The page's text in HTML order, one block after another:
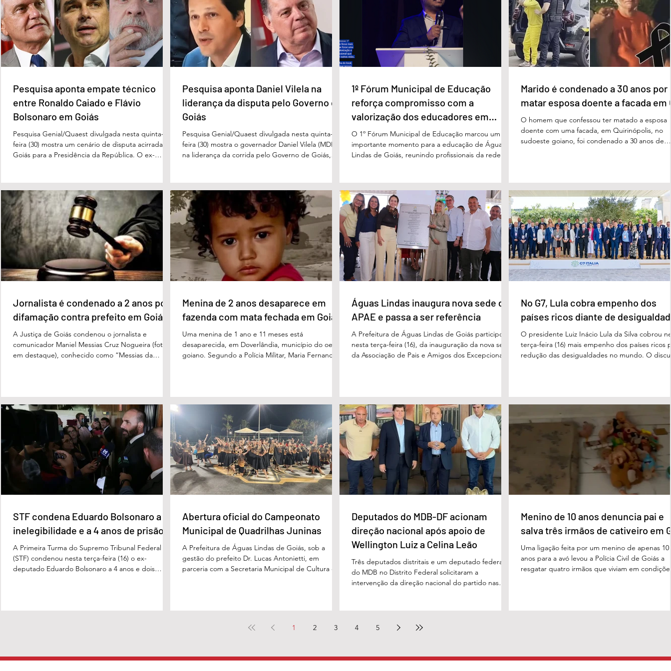
Deputados do MDB-DF
acionam direção nacional
após apoio de Wellington Luiz
a Celina Leão
Quem é o Jornalista Carlos
Peixoto, homenageado pela
CLDF no Dia da Imprensa
Câmara Legislativa do Distrito
Federal homenagea os
jornalistas no Dia da Imprensa
Pesquisa aponta empate técnico
entre Ronaldo Caiado e Flávio
Bolsonaro em Goiás
Pesquisa Genial/Quaest divulgada nesta quinta-
feira (30) mostra um cenário de disputa acirrada em
Goiás para a Presidência da República. O ex-
27%. Considerando a margem de erro de três
pontos percentuais, os dois estão em empate
técnico. Na terceira colocação está o presidente
Luiz Inácio Lula da Silva (PT), com 23% das
intenções de voto. Os
Pesquisa aponta Daniel Vilela na
liderança da disputa pelo Governo de
Goiás
Pesquisa Genial/Quaest divulgada nesta quinta-
feira (30) mostra o governador Daniel Vilela (MDB)
na liderança da corrida pelo Governo de Goiás,
turno, Daniel Vilela aparece com 37% das intenções
de voto, seguido pelo ex-governador Marconi
Perillo (PSDB), com 21%. Em seguida estão Wilder
Morais (PL), com 11%, Luis Cesar Bueno (PT), com
3%, e
1º Fórum Municipal de Educação
reforça compromisso com a
valorização dos educadores em
Águas Lindas
O 1º Fórum Municipal de Educação marcou um
importante momento para a educação de Águas
Lindas de Goiás, reunindo profissionais da rede
um papel fundamental na formação das futuras
gerações. Durante o evento, o secretário municipal
de Educação, Denildson Oliveira, destacou que o
fórum nasceu do desejo de oferecer aos
educadores muito mais do que um
Marido é condenado a 30 anos por
matar esposa doente a facada em
O homem que confessou ter matado a esposa
doente com uma facada, em Quirinópolis, no
sudoeste goiano, foi condenado a 30 anos de
Acidente Vascular Cerebral (AVC) e estava em
condição de fragilidade física. De acordo com o
processo, Cléria foi morta com um único golpe
faca no pescoço, enquanto estava no quarto
repousando, desferido pelo
Jornalista é condenado a 2 anos por
difamação contra prefeito em Goiás
A Justiça de Goiás condenou o jornalista e
comunicador Maniel Messias Cruz Nogueira (foto
em destaque), conhecido como “Messias da
proferida pelo juiz Hermes Pereira Vidigal, da Vara
Criminal da Comarca de Edéia. O jornalista
contesta a decisão e diz que sofre perseguição.
Apesar da condenação, a pena será cumprida em
regime inicialmente aberto e
Menina de 2 anos desaparece em
fazenda com mata fechada em Goiás
Uma menina de 1 ano e 11 meses está
desaparecida, em Doverlândia, município do oeste
goiano. Segundo a Polícia Militar, Maria Fernanda
terça-feira (16/6) não havia sido localizada. O Corpo
de Bombeiros realiza buscas na região, que é de
mata fechada e próxima ao Rio Paraíso. De acordo
com o tenente Vivaldo Alves da Silva Filho, da Polí
Águas Lindas inaugura nova sede da
APAE e passa a ser referência
A Prefeitura de Águas Lindas de Goiás participou,
nesta terça-feira (16), da inauguração da nova sede
da Associação de Pais e Amigos dos Excepcionais,
avanço nas políticas públicas de inclusão, educação
especializada e atendimento multidisciplinar às
pessoas com deficiência. A nova estrutura foi
projetada para oferecer acolhimento, dese
No G7, Lula cobra empenho dos
países ricos diante de
O presidente Luiz Inácio Lula da Silva cobrou
terça-feira (16) mais empenho dos países ricos
redução das desigualdades no mundo. O
entre países ricos e pobres tem aumentado.
desafios se multiplicam, mas a solidariedade
internacional encolhe. A distância que separa a
prosperidade de Évian da realidade
STF condena Eduardo Bolsonaro a
inelegibilidade e a 4 anos de prisão
A Primeira Turma do Supremo Tribunal Federal
(STF) condenou nesta terça-feira (16) o ex-
deputado Eduardo Bolsonaro a 4 anos e dois
prisão, o ex-deputado foi condenado a oito anos
Abertura oficial do Campeonato
Municipal de Quadrilhas Juninas
A Prefeitura de Águas Lindas de Goiás, sob a
gestão do prefeito Dr. Lucas Antonietti, em
parceria com a Secretaria Municipal de Cultura e
Campeonato Municipal de Quadrilhas Juninas. O
competição, que percorrerá diversas festividades
Deputados do MDB-DF acionam
direção nacional após apoio de
Wellington Luiz a Celina Leão
Três deputados distritais e um deputado federal
do MDB no Distrito Federal solicitaram a
intervenção da direção nacional do partido nas
regional da sigla, Wellington Luiz, em defesa da
governador Ibaneis Rocha. No documento, obtido
Menino de 10 anos denuncia pai e
salva três irmãos de cativeiro em
Uma ligação feita por um menino de apenas 10
anos para a avó levou a Polícia Civil de Goiás a
resgatar quatro irmãos que viviam em
feira (5/6), quando a criança conseguiu pedir
1 2 3 4 5